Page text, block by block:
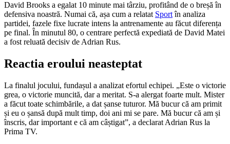
David Brooks a egalat 10 minute mai târziu, profitând de o breșă în
defensiva noastră. Numai că, așa cum a relatat Sportîn analiza
partidei, fazele fixe lucrate intens la antrenamente au făcut diferența
pe final. În minutul 80, o centrare perfectă expediată de David Matei
a fost reluată decisiv de Adrian Rus.
Reactia eroului neasteptat
La finalul jocului, fundașul a analizat efortul echipei. „Este o victorie
grea, o victorie muncită, dar a meritat. S-a alergat foarte mult. Mister
a făcut toate schimbările, a dat șanse tuturor. Mă bucur că am primit
și eu o șansă după mult timp, doi ani mi se pare. Mă bucur că am și
înscris, dar important e că am câștigat”, a declarat Adrian Rus la
Prima TV.